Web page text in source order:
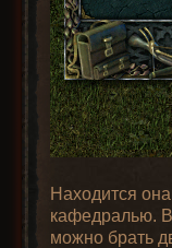
Находится
кафедралью.
можно брать